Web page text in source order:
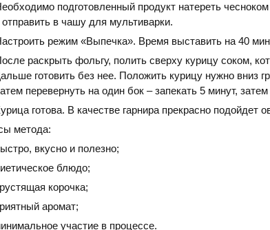
подготовленный продукт натереть
отправить в чашу для мультиварки.
режим «Выпечка». Время выставить на 40
раскрыть фольгу, полить сверху курицу соком,
готовить без нее. Положить курицу нужно вниз
перевернуть на один бок – запекать 5 минут,
готова. В качестве гарнира прекрасно подойдет
метода:
вкусно и полезно;
блюдо;
корочка;
аромат;
участие в процессе.